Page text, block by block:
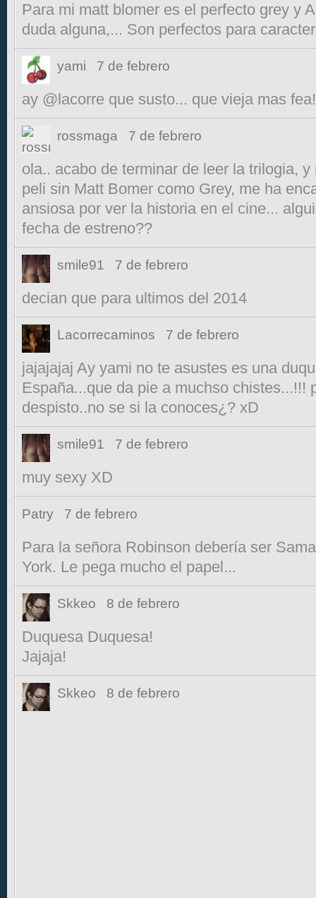
Para mi matt blomer es el perfecto grey y
duda alguna,... Son perfectos para
yami 7 de febrero
ay @lacorre que susto... que vieja mas
rossmaga 7 de febrero
ola.. acabo de terminar de leer la trilogia,
peli sin Matt Bomer como Grey, me ha
ansiosa por ver la historia en el cine...
fecha de estreno??
smile91 7 de febrero
decian que para ultimos del 2014
Lacorrecaminos 7 de febrero
jajajajaj Ay yami no te asustes es una
España...que da pie a muchso chistes...!!!
despisto..no se si la conoces¿? xD
smile91 7 de febrero
muy sexy XD
Patry 7 de febrero
Para la señora Robinson debería ser
York. Le pega mucho el papel...
Skkeo 8 de febrero
Duquesa Duquesa!
Jajaja!
Skkeo 8 de febrero